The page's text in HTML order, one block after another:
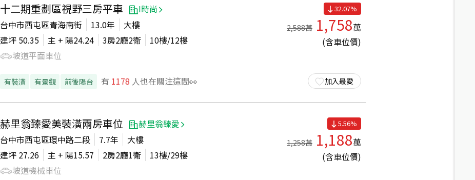
十二期重劃區視野三房平車
I時尚
台中市西屯區青海南街
13.0年
大樓
建坪 50.35 主 + 陽24.24 3房2廳2衛 10樓/12樓
坡道平面車位
有裝潢 有景觀 前後陽台 有 1178 人也在關注這間👀
32.07%
2,588萬 1,758萬
(含車位價)
加入最愛
赫里翁臻愛美裝潢兩房車位
赫里翁臻愛
台中市西屯區環中路二段
7.7年
大樓
建坪 27.26 主 + 陽15.57 2房2廳1衛 13樓/29樓
坡道機械車位
5.56%
1,258萬 1,188萬
(含車位價)